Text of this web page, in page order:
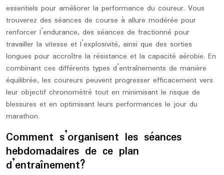
essentiels pour améliorer la performance du coureur. Vous
trouverez des séances de course à allure modérée pour
renforcer l’endurance, des séances de fractionné pour
travailler la vitesse et l’explosivité, ainsi que des sorties
longues pour accroître la résistance et la capacité aérobie. En
combinant ces différents types d’entraînements de manière
équilibrée, les coureurs peuvent progresser efficacement vers
leur objectif chronométré tout en minimisant le risque de
blessures et en optimisant leurs performances le jour du
marathon.
Comment s’organisent les séances
hebdomadaires de ce plan
d’entraînement?